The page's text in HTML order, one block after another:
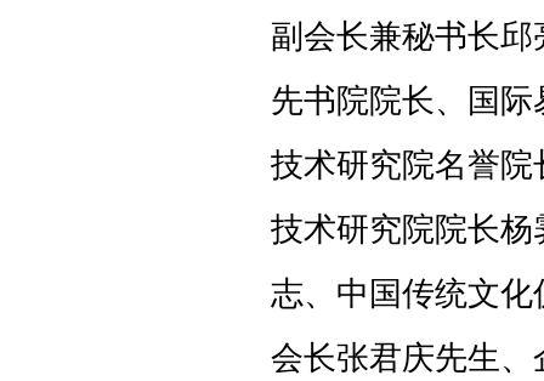
副会长兼秘书长
先书院院长、国
技术研究院名誉
技术研究院院长
志、中国传统文
会长张君庆先生